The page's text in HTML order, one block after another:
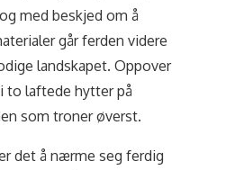
med beskjed om å
går ferden videre
landskapet. Oppover
to laftede hytter på
som troner øverst.
det å nærme seg ferdig